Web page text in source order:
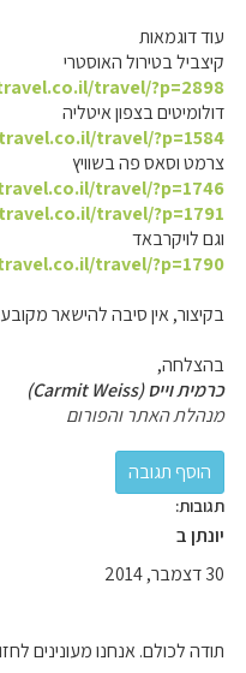
עוד דוגמאות
קיצביל בטירול האוסטרי
travel/?p=2898
דולומיטים בצפון איטליה
travel/?p=1584
צרמט וסאס פה בשוויץ
travel/?p=1746
travel/?p=1791
וגם לויקרבאד
travel/?p=1790
בקיצור, אין סיבה להישאר
בהצלחה,
כרמית וייס (Carmit Weiss)
מנהלת האתר והפורום
תגובות:
יונתן ב
30 דצמבר, 2014
תודה לכולם. אנחנו מעונינים